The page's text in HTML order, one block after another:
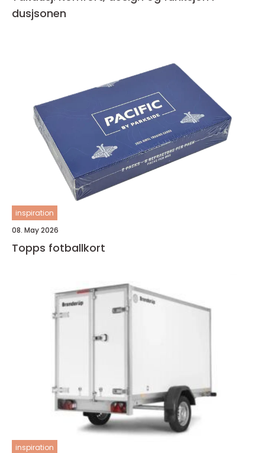
dusjsonen
inspiration
08. May 2026
Topps fotballkort
inspiration